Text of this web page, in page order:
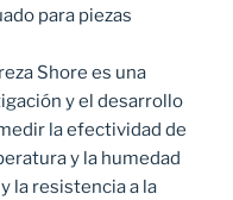
para piezas
Shore es una
y el desarrollo
la efectividad de
y la humedad
la resistencia a la